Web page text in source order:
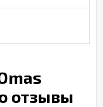
отзывы